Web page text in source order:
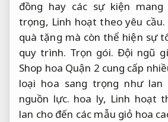
đồng hay các sự kiện
trọng, Linh hoạt theo yêu cầu.
quà tặng mà còn thể hiện sự
quy trình. Trọn gói. Đội ngũ
Shop hoa Quận 2 cung cấp
loại hoa sang trọng như lan
nguồn lực. hoa ly, Linh hoạt
lan cho đến các mẫu giỏ hoa